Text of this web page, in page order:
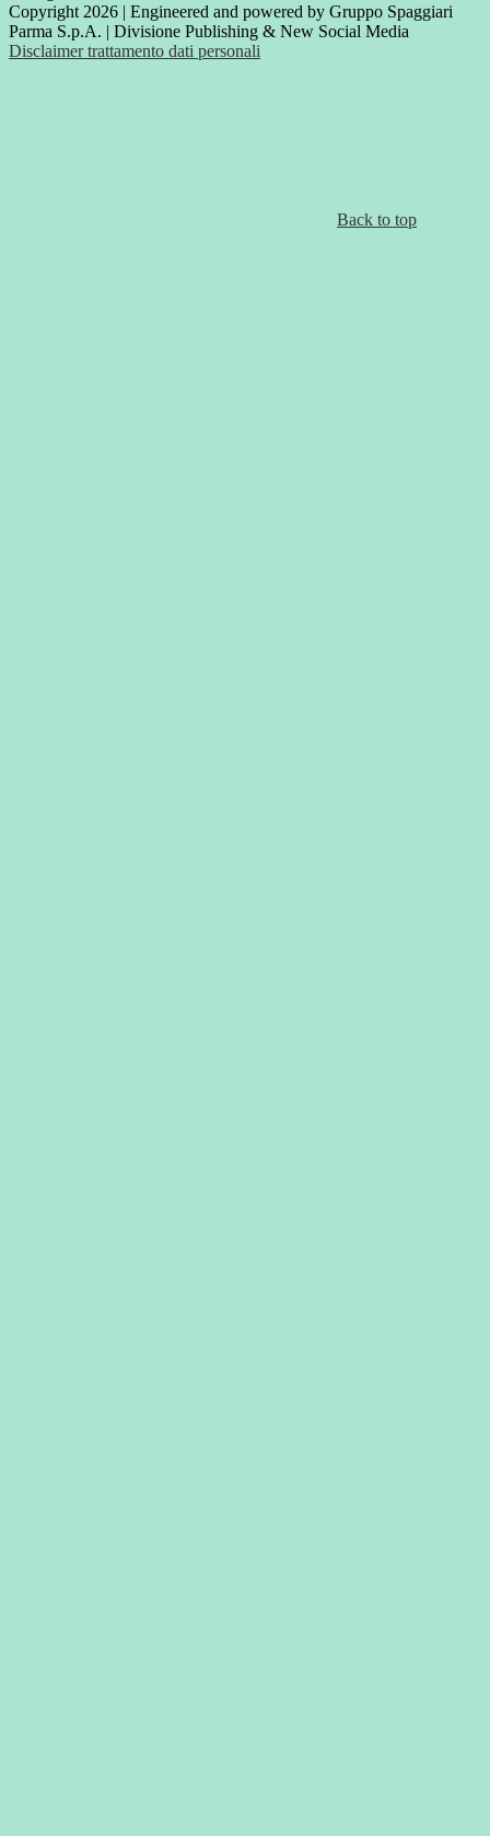
Copyright 2026 | Engineered and powered by Gruppo Spaggiari
Parma S.p.A. | Divisione Publishing & New Social Media
Disclaimer trattamento dati personali
Back to top